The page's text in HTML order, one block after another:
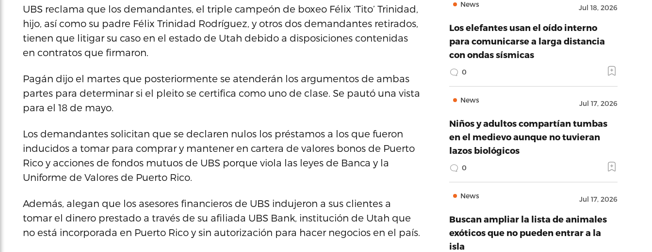
UBS reclama que los demandantes, el triple campeón de boxeo Félix ‘Tito’ Trinidad,
hijo, así como su padre Félix Trinidad Rodríguez, y otros dos demandantes retirados,
tienen que litigar su caso en el estado de Utah debido a disposiciones contenidas
en contratos que firmaron.
Pagán dijo el martes que posteriormente se atenderán los argumentos de ambas
partes para determinar si el pleito se certifica como uno de clase. Se pautó una vista
para el 18 de mayo.
Los demandantes solicitan que se declaren nulos los préstamos a los que fueron
inducidos a tomar para comprar y mantener en cartera de valores bonos de Puerto
Rico y acciones de fondos mutuos de UBS porque viola las leyes de Banca y la
Uniforme de Valores de Puerto Rico.
Además, alegan que los asesores financieros de UBS indujeron a sus clientes a
tomar el dinero prestado a través de su afiliada UBS Bank, institución de Utah que
no está incorporada en Puerto Rico y sin autorización para hacer negocios en el país.
News Jul 18, 2026
Los elefantes usan el oído interno
para comunicarse a larga distancia
con ondas sísmicas
0
News Jul 17, 2026
Niños y adultos compartían tumbas
en el medievo aunque no tuvieran
lazos biológicos
0
News Jul 17, 2026
Buscan ampliar la lista de animales
exóticos que no pueden entrar a la
isla